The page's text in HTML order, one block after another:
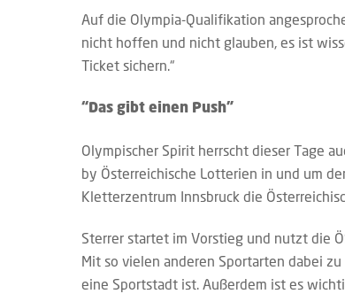
Auf die Olympia-Qualifikation
nicht hoffen und nicht glauben, es ist
Ticket sichern.“
“Das gibt einen Push”
Olympischer Spirit herrscht dieser Tage
by Österreichische Lotterien in und um
Kletterzentrum Innsbruck die
Sterrer startet im Vorstieg und nutzt die
Mit so vielen anderen Sportarten dabei
eine Sportstadt ist. Außerdem ist es